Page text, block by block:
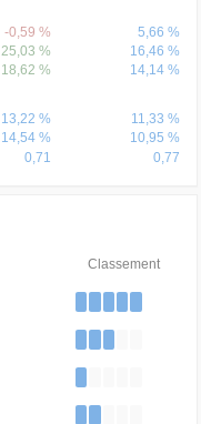
-0,59 %
5,66 %
25,03 %
16,46 %
18,62 %
14,14 %
13,22 %
11,33 %
14,54 %
10,95 %
0,71 0,77
Classement